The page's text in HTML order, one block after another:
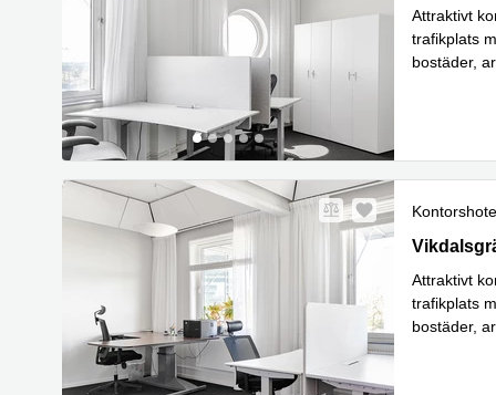
Attraktivt
trafikplats
bostäder,
Attraktivt
trafikplats
bostäder,